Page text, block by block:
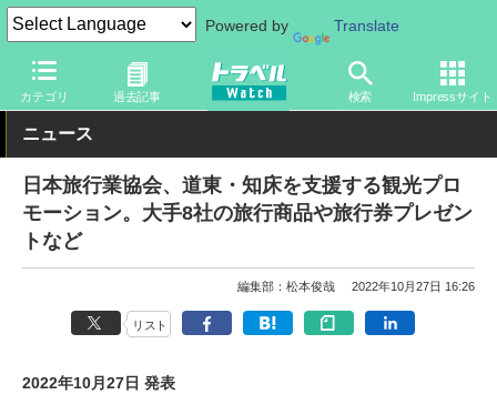
Powered by Translate
カテゴリ 過去記事 検索 Impressサイト
トラベル Watch 地域 国内旅行 北海道
ニュース
日本旅行業協会、道東・知床を支援する観光プロ
モーション。大手8社の旅行商品や旅行券プレゼン
トなど
編集部：松本俊哉 2022年10月27日 16:26
リスト
2022年10月27日 発表